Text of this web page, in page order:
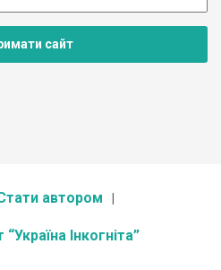
сайт
автором
Інкогніта”